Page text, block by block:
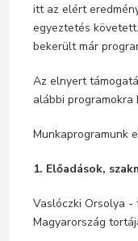
itt az elért
egyeztetés
bekerült már
Az elnyert
alábbi
Munkaprogramunk
1. Előadások,
Vaslóczki Orsolya
Magyarország